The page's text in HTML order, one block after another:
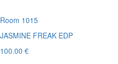
Room 1015
JASMINE FREAK EDP
100.00 €